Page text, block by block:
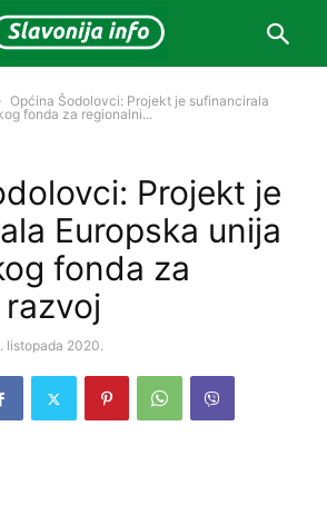
Općina Šodolovci: Projekt je sufinancirala
fonda za regionalni...
Projekt je
Europska unija
fonda za
listopada 2020.